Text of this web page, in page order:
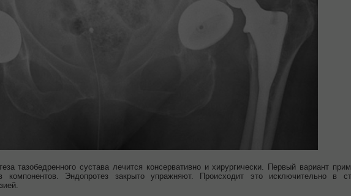
тазобедренного сустава лечится консервативно и хирургически. Первый вариант
компонентов. Эндопротез закрыто упражняют. Происходит это исключительно в